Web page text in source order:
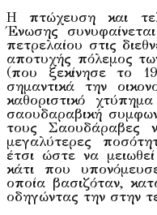
Η πτώχευση και
Ένωσης
πετρελαίου στις
αποτυχής πόλεμος
(που ξεκίνησε το
σημαντικά την
καθοριστικό
σαουδαραβική
τους Σαουδάραβες
μεγαλύτερες
έτσι ώστε να
κάτι που
οποία βασιζόταν,
οδηγώντας την στην